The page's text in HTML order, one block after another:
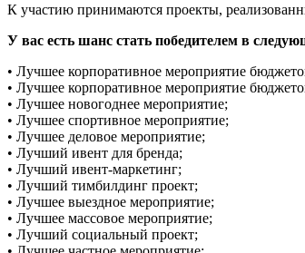
К участию принимаются проекты,
У вас есть шанс стать победителем в
• Лучшее корпоративное мероприятие
• Лучшее корпоративное мероприятие
• Лучшее новогоднее мероприятие;
• Лучшее спортивное мероприятие;
• Лучшее деловое мероприятие;
• Лучший ивент для бренда;
• Лучший ивент-маркетинг;
• Лучший тимбилдинг проект;
• Лучшее выездное мероприятие;
• Лучшее массовое мероприятие;
• Лучший социальный проект;